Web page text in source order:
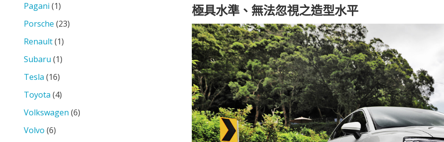
極具水準、無法忽視之造型水平
Pagani (1)
Porsche (23)
Renault(1)
Subaru (1)
Tesla (16)
Toyota (4)
Volkswagen (6)
Volvo (6)